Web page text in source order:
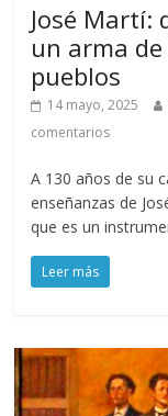
José Martí:
un arma
pueblos
14 mayo, 2025
comentarios
A 130 años de su
enseñanzas de
que es un
Leer más